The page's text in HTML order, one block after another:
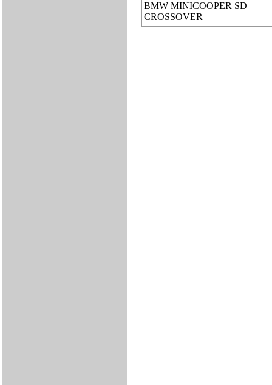
BMW MINICOOPER SD
CROSSOVER